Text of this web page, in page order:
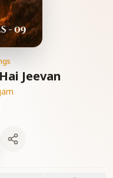
Jeevan